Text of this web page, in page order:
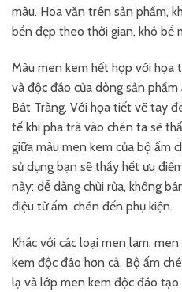
màu. Hoa văn trên sản phẩm,
bền đẹp theo thời gian, khó bể
Màu men kem hết hợp với
và độc đáo của dòng sản
Bát Tràng. Với họa tiết vẽ tay
tế khi pha trà vào chén ta sẽ
giữa màu men kem của bộ ấm
sử dụng bạn sẽ thấy hết ưu
này: dễ dàng chùi rửa, không
điệu từ ấm, chén đến phụ kiện.
Khác với các loại men lam,
kem độc đáo hơn cả. Bộ ấm
lạ và lớp men kem độc đáo